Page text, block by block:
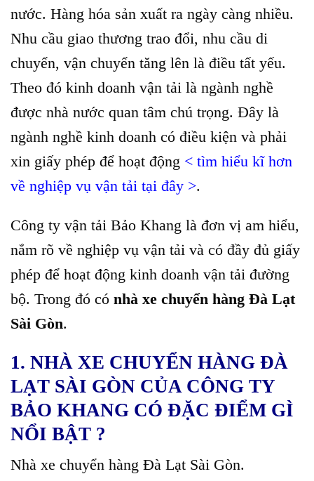
nước. Hàng hóa sản xuất ra ngày càng nhiều.
Nhu cầu giao thương trao đổi, nhu cầu di
chuyển, vận chuyển tăng lên là điều tất yếu.
Theo đó kinh doanh vận tải là ngành nghề
được nhà nước quan tâm chú trọng. Đây là
ngành nghề kinh doanh có điều kiện và phải
xin giấy phép để hoạt động < tìm hiểu kĩ hơn
về nghiệp vụ vận tải tại đây >.
Công ty vận tải Bảo Khang là đơn vị am hiểu,
nắm rõ về nghiệp vụ vận tải và có đầy đủ giấy
phép để hoạt động kinh doanh vận tải đường
bộ. Trong đó có nhà xe chuyển hàng Đà Lạt
Sài Gòn.
1. NHÀ XE CHUYỂN HÀNG ĐÀ
LẠT SÀI GÒN CỦA CÔNG TY
BẢO KHANG CÓ ĐẶC ĐIỂM GÌ
NỔI BẬT ?
Nhà xe chuyển hàng Đà Lạt Sài Gòn.